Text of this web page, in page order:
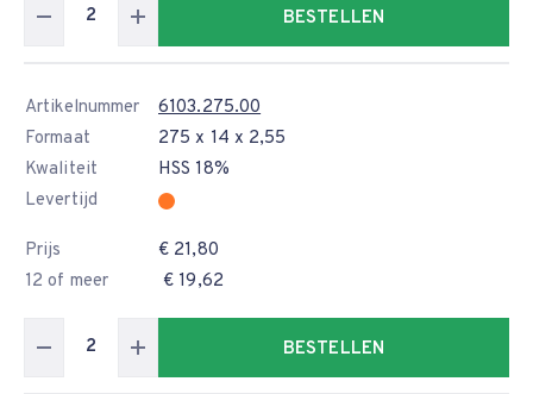
BESTELLEN
Artikelnummer
6103.275.00
Formaat
275 x 14 x 2,55
Kwaliteit
HSS 18%
Levertijd
Prijs
€ 21,80
12 of meer
€ 19,62
BESTELLEN